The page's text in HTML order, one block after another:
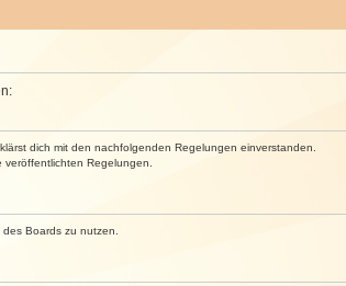
dich mit den nachfolgenden Regelungen einverstanden.
Regelungen.
Boards zu nutzen.